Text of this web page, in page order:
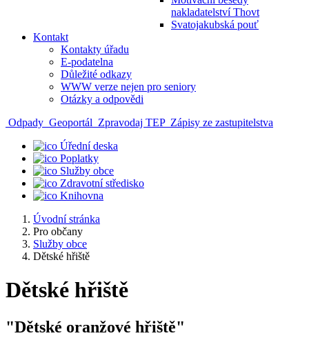
nakladatelství Thovt
Svatojakubská pouť
Kontakt
Kontakty úřadu
E-podatelna
Důležité odkazy
WWW verze nejen pro seniory
Otázky a odpovědi
Odpady Geoportál Zpravodaj TEP Zápisy ze zastupitelstva
Úřední deska
Poplatky
Služby obce
Zdravotní středisko
Knihovna
Úvodní stránka
Pro občany
Služby obce
Dětské hřiště
Dětské hřiště
"Dětské oranžové hřiště"